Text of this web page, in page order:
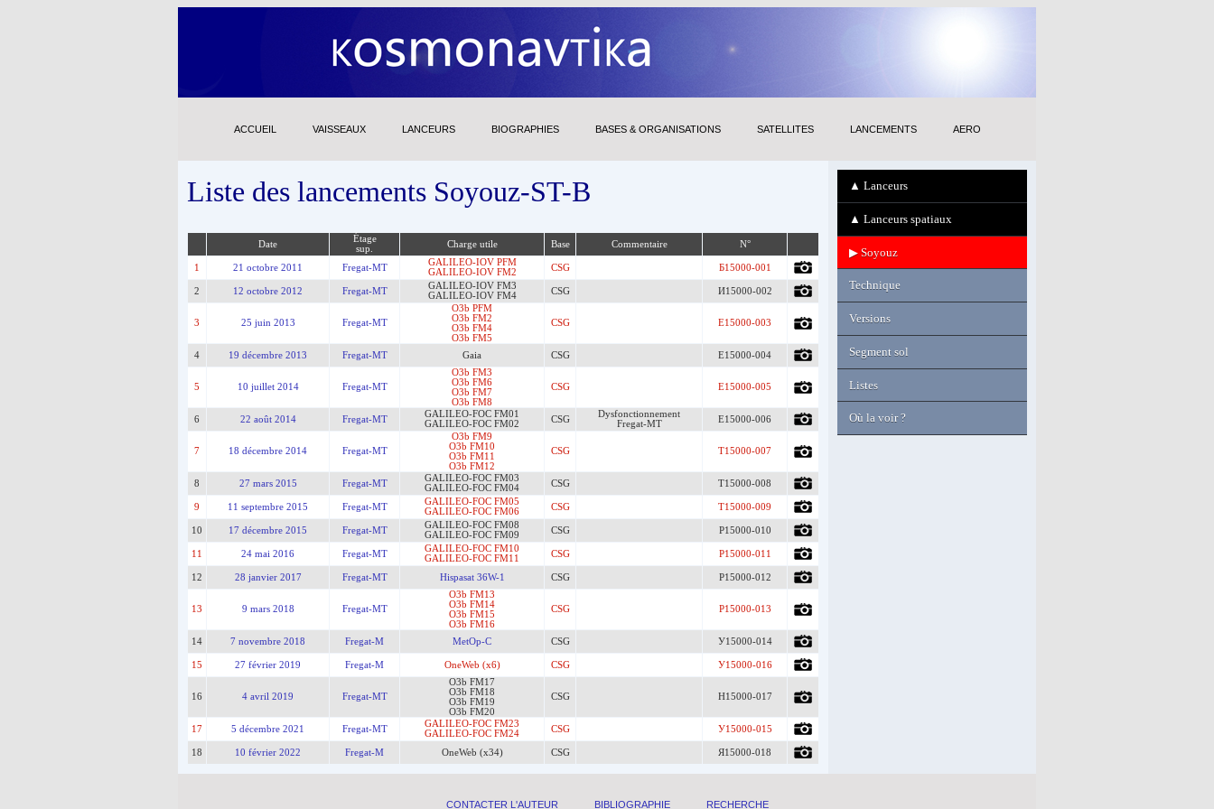
ACCUEIL VAISSEAUX LANCEURS BIOGRAPHIES BASES & ORGANISATIONS SATELLITES LANCEMENTS AERO
Liste des lancements Soyouz-ST-B
Date
Étage
sup.
Charge utile Base Commentaire N°
1 21 octobre 2011 Fregat-MT
GALILEO-IOV PFM
GALILEO-IOV FM2
CSG Б15000-001
2 12 octobre 2012 Fregat-MT
GALILEO-IOV FM3
GALILEO-IOV FM4
CSG И15000-002
3 25 juin 2013 Fregat-MT
O3b PFM
O3b FM2
O3b FM4
O3b FM5
CSG Е15000-003
4 19 décembre 2013 Fregat-MT Gaia CSG Е15000-004
5 10 juillet 2014 Fregat-MT
O3b FM3
O3b FM6
O3b FM7
O3b FM8
CSG Е15000-005
6 22 août 2014 Fregat-MT
GALILEO-FOC FM01
GALILEO-FOC FM02
CSG
Dysfonctionnement
Fregat-MT
Е15000-006
7 18 décembre 2014 Fregat-MT
O3b FM9
O3b FM10
O3b FM11
O3b FM12
CSG T15000-007
8 27 mars 2015 Fregat-MT
GALILEO-FOC FM03
GALILEO-FOC FM04
CSG T15000-008
9 11 septembre 2015 Fregat-MT
GALILEO-FOC FM05
GALILEO-FOC FM06
CSG T15000-009
10 17 décembre 2015 Fregat-MT
GALILEO-FOC FM08
GALILEO-FOC FM09
CSG Р15000-010
11 24 mai 2016 Fregat-MT
GALILEO-FOC FM10
GALILEO-FOC FM11
CSG Р15000-011
12 28 janvier 2017 Fregat-MT Hispasat 36W-1 CSG Р15000-012
13 9 mars 2018 Fregat-MT
O3b FM13
O3b FM14
O3b FM15
O3b FM16
CSG Р15000-013
14 7 novembre 2018 Fregat-M MetOp-C CSG У15000-014
15 27 février 2019 Fregat-M OneWeb (x6) CSG У15000-016
16 4 avril 2019 Fregat-MT
O3b FM17
O3b FM18
O3b FM19
O3b FM20
CSG Н15000-017
17 5 décembre 2021 Fregat-MT
GALILEO-FOC FM23
GALILEO-FOC FM24
CSG У15000-015
18 10 février 2022 Fregat-M OneWeb (x34) CSG Я15000-018
▲ Lanceurs
▲ Lanceurs spatiaux
▶ Soyouz
Technique
Versions
Segment sol
Listes
Où la voir ?
CONTACTER L'AUTEUR BIBLIOGRAPHIE RECHERCHE